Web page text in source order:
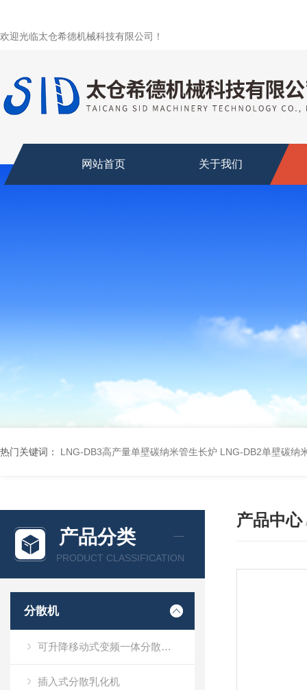
欢迎光临太仓希德机械科技有限公司！
网站首页 关于我们
热门关键词： LNG-DB3高产量单壁碳纳米管生长炉 LNG-DB2单壁碳纳
产品分类
PRODUCT CLASSIFICATION
分散机
可升降移动式变频一体分散乳化机
插入式分散乳化机
产品中心